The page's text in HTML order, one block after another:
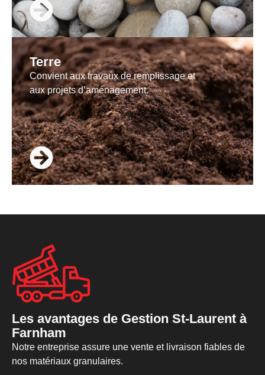
Terre
Convient aux travaux de remplissage et
aux projets d’aménagement.
Les avantages de Gestion St-Laurent à
Farnham
Notre entreprise assure une vente et livraison fiables de
nos matériaux granulaires.